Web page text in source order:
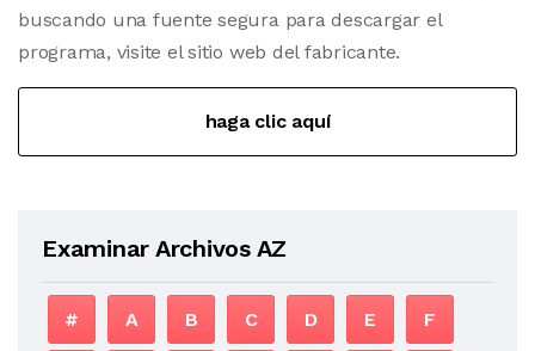
buscando una fuente segura para descargar el
programa, visite el sitio web del fabricante.
haga clic aquí
Examinar Archivos AZ
# A B C D E F